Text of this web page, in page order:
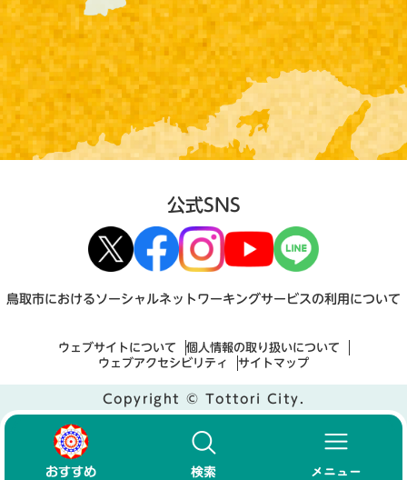
公式SNS
鳥取市におけるソーシャルネットワーキングサービスの利用について
ウェブサイトについて
個人情報の取り扱いについて
ウェブアクセシビリティ
サイトマップ
Copyright © Tottori City.